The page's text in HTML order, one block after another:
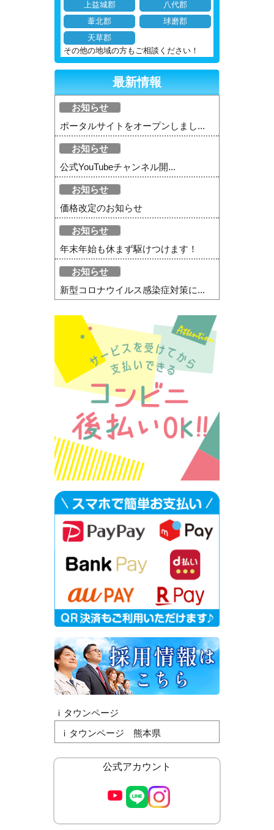
上益城郡
八代郡
葦北郡
球磨郡
天草郡
その他の地域の方もご相談ください！
最新情報
お知らせ
ポータルサイトをオープンしまし...
お知らせ
公式YouTubeチャンネル開...
お知らせ
価格改定のお知らせ
お知らせ
年末年始も休まず駆けつけます！
お知らせ
新型コロナウイルス感染症対策に...
ｉタウンページ
ｉタウンページ 熊本県
公式アカウント